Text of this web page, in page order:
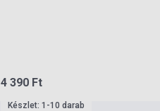
4 390 Ft
Készlet: 1-10 darab